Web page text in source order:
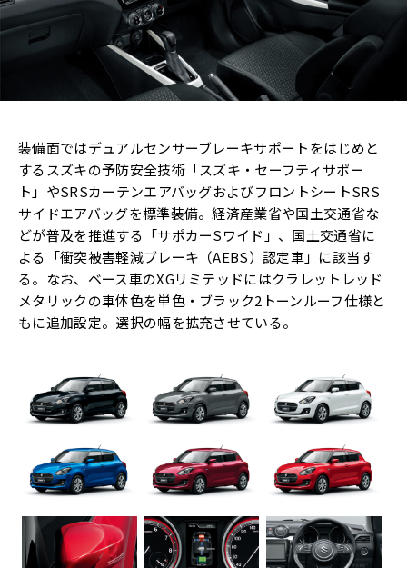
装備面ではデュアルセンサーブレーキサポートをはじめと
するスズキの予防安全技術「スズキ・セーフティサポー
ト」やSRSカーテンエアバッグおよびフロントシートSRS
サイドエアバッグを標準装備。経済産業省や国土交通省な
どが普及を推進する「サポカーSワイド」、国土交通省に
よる「衝突被害軽減ブレーキ（AEBS）認定車」に該当す
る。なお、ベース車のXGリミテッドにはクラレットレッド
メタリックの車体色を単色・ブラック2トーンルーフ仕様と
もに追加設定。選択の幅を拡充させている。